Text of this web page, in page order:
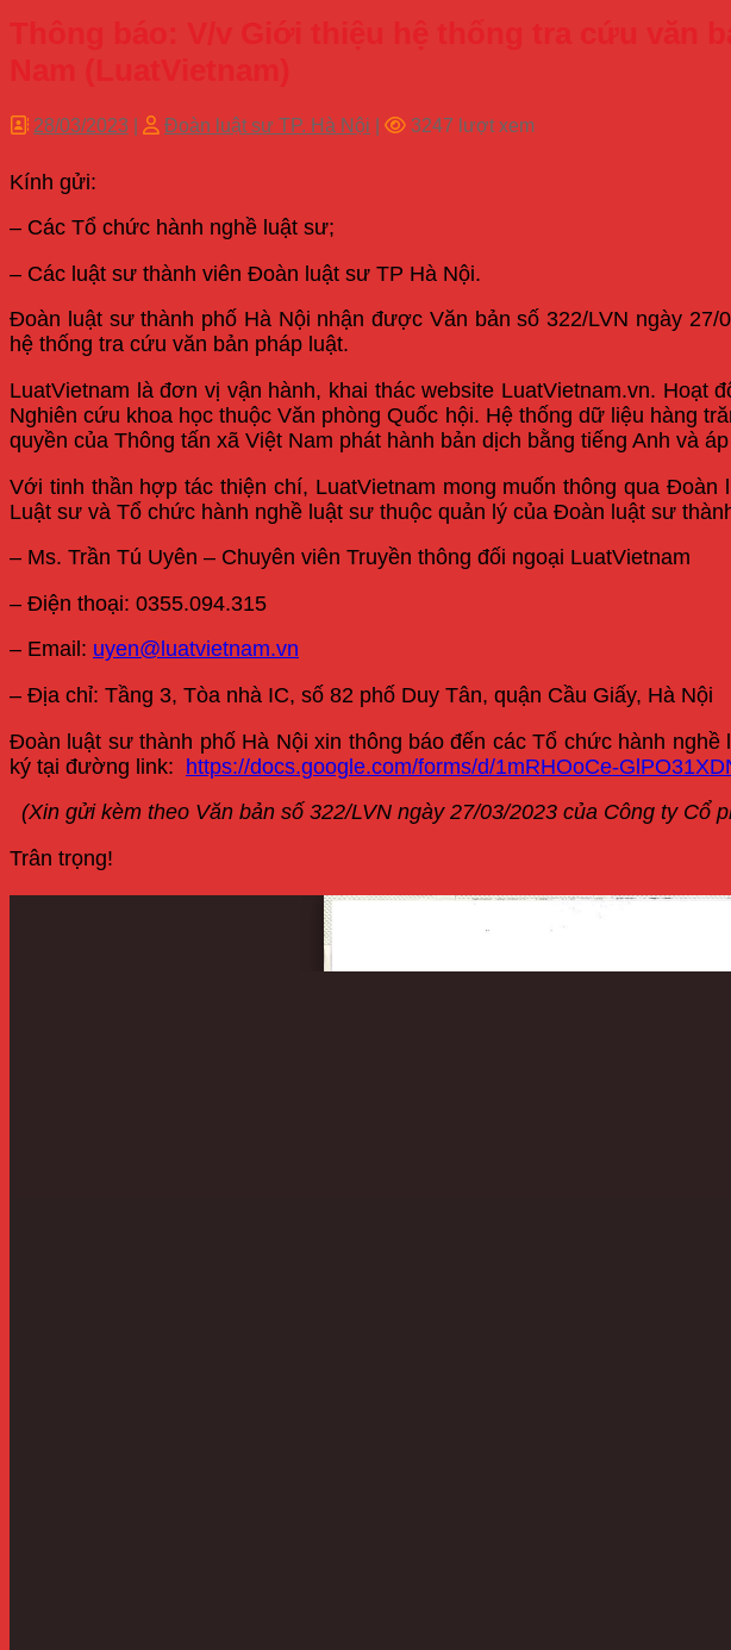
28/03/2023 Đoàn luật sư TP. Hà Nội 3247 lượt xem
Kính gửi:
– Các Tổ chức hành nghề luật sư;
– Các luật sư thành viên Đoàn luật sư TP Hà Nội.
Đoàn luật sư thành phố Hà Nội nhận được Văn bản số 322/LVN ngày
hệ thống tra cứu văn bản pháp luật.
LuatVietnam là đơn vị vận hành, khai thác website LuatVietnam.vn.
Nghiên cứu khoa học thuộc Văn phòng Quốc hội. Hệ thống dữ liệu hàng
quyền của Thông tấn xã Việt Nam phát hành bản dịch bằng tiếng Anh và
Với tinh thần hợp tác thiện chí, LuatVietnam mong muốn thông qua
Luật sư và Tổ chức hành nghề luật sư thuộc quản lý của Đoàn luật sư
– Ms. Trần Tú Uyên – Chuyên viên Truyền thông đối ngoại LuatVietnam
– Điện thoại: 0355.094.315
– Email: uyen@luatvietnam.vn
– Địa chỉ: Tầng 3, Tòa nhà IC, số 82 phố Duy Tân, quận Cầu Giấy, Hà Nội
Đoàn luật sư thành phố Hà Nội xin thông báo đến các Tổ chức hành
ký tại đường link: https://docs.google.com/forms/d/1mRHOoCe-
(Xin gửi kèm theo Văn bản số 322/LVN ngày 27/03/2023 của Công ty Cổ
Trân trọng!